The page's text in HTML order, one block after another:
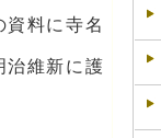
資料に寺名
治維新に護